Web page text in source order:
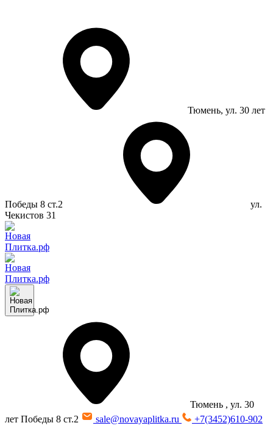
Тюмень, ул. 30 лет
Победы 8 ст.2
ул.
Чекистов 31
Тюмень , ул. 30
лет Победы 8 ст.2
sale@novayaplitka.ru
+7(3452)610-902